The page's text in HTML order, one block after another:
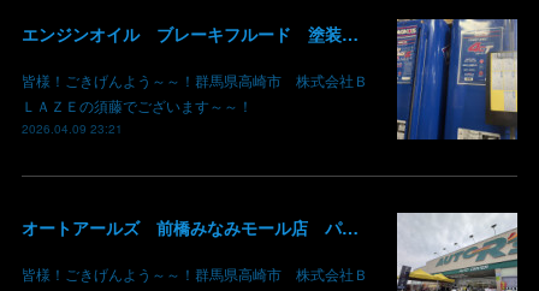
エンジンオイル ブレーキフルード 塗装用シンナー あります！ 価格現状維持 価格吸収 原油不足 値段高騰 群馬 高崎
皆様！ごきげんよう～～！群馬県高崎市 株式会社Ｂ
ＬＡＺＥの須藤でございます～～！
2026.04.09 23:21
オートアールズ 前橋みなみモール店 パワーモールフェス イベント デントリペア 鈑金修理 塗装 出店 キズ へこみ 国産車 輸入車 雹 群馬 高崎 前橋
皆様！ごきげんよう～～！群馬県高崎市 株式会社Ｂ